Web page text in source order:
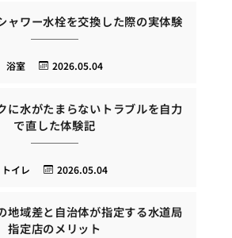
ャワー水栓を交換した際の実体験
2026.05.04
浴室
に水がたまらないトラブルを自力
で直した体験記
2026.05.04
トイレ
地域差と自治体が指定する水道局
指定店のメリット